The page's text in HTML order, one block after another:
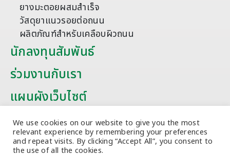
ยางมะตอยผสมสำเร็จ
วัสดุยาแนวรอยต่อถนน
ผลิตภัณฑ์สำหรับเคลือบผิวถนน
นักลงทุนสัมพันธ์
ร่วมงานกับเรา
แผนผังเว็บไซต์
บทความ
We use cookies on our website to give you the most
relevant experience by remembering your preferences
and repeat visits. By clicking “Accept All”, you consent to
the use of all the cookies.